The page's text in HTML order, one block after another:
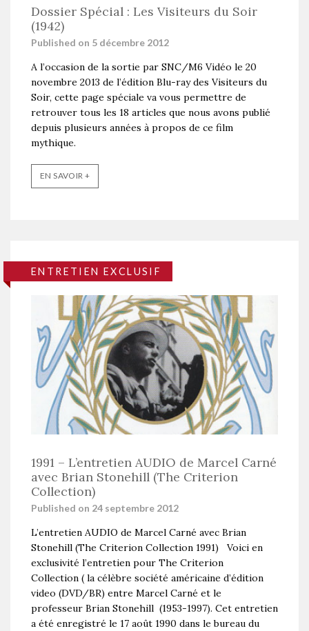
Dossier Spécial : Les Visiteurs du Soir
(1942)
Published on 5 décembre 2012
A l’occasion de la sortie par SNC/M6 Vidéo le 20
novembre 2013 de l’édition Blu-ray des Visiteurs du
Soir, cette page spéciale va vous permettre de
retrouver tous les 18 articles que nous avons publié
depuis plusieurs années à propos de ce film
mythique.
EN SAVOIR +
ENTRETIEN EXCLUSIF
1991 – L’entretien AUDIO de Marcel Carné
avec Brian Stonehill (The Criterion
Collection)
Published on 24 septembre 2012
L’entretien AUDIO de Marcel Carné avec Brian
Stonehill (The Criterion Collection 1991) Voici en
exclusivité l’entretien pour The Criterion
Collection ( la célèbre société américaine d’édition
video (DVD/BR) entre Marcel Carné et le
professeur Brian Stonehill (1953-1997). Cet entretien
a été enregistré le 17 août 1990 dans le bureau du